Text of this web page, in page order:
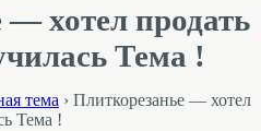
хотел продать
Тема !
тема › Плиткорезанье — хотел
Тема !